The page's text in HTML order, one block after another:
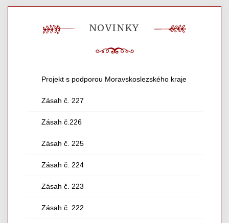
NOVINKY
Projekt s podporou Moravskoslezského kraje
Zásah č. 227
Zásah č.226
Zásah č. 225
Zásah č. 224
Zásah č. 223
Zásah č. 222